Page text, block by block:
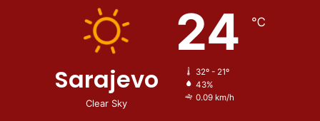
Sarajevo
Clear Sky
24 ℃
32º - 21º
43%
0.09 km/h